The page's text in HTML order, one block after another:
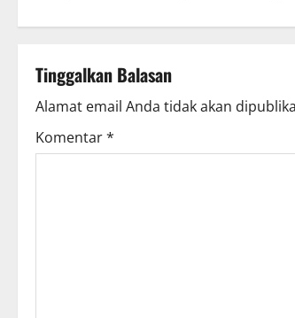
Tinggalkan Balasan
Alamat email Anda tidak akan
Komentar*